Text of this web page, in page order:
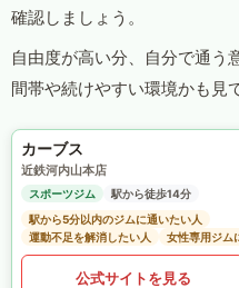
確認しましょう。
自由度が高い分、自分で通う
間帯や続けやすい環境かも見
カーブス
近鉄河内山本店
スポーツジム
駅から徒歩14分
駅から5分以内のジムに通いたい人
運動不足を解消したい人
女性専用ジム
公式サイトを見る